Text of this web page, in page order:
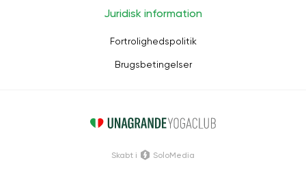
Juridisk information
Fortrolighedspolitik
Brugsbetingelser
Skabt i SoloMedia